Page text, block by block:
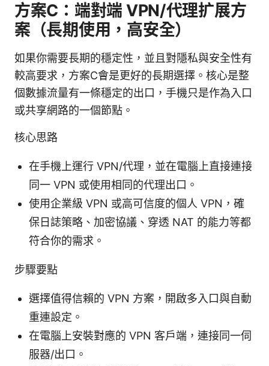
方案C：端對端 VPN/代理扩展方
案（長期使用，高安全）
如果你需要長期的穩定性，並且對隱私與安全性有
較高要求，方案C會是更好的長期選擇。核心是整
個數據流量有一條穩定的出口，手機只是作為入口
或共享網路的一個節點。
核心思路
在手機上運行 VPN/代理，並在電腦上直接連接
同一 VPN 或使用相同的代理出口。
使用企業級 VPN 或高可信度的個人 VPN，確
保日誌策略、加密協議、穿透 NAT 的能力等都
符合你的需求。
步驟要點
選擇值得信賴的 VPN 方案，開啟多入口與自動
重連設定。
在電腦上安裝對應的 VPN 客戶端，連接同一伺
服器/出口。